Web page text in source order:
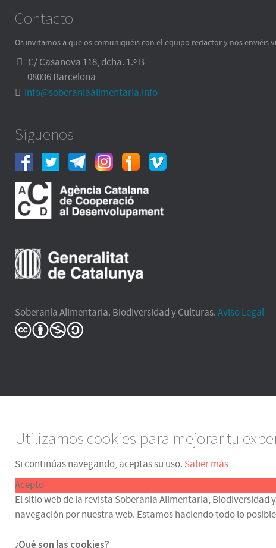
Contacto
Os invitamos a que os comuniquéis con el equipo redactor y nos enviéis
C/ Casanova 118, dcha. 1.º B
08036 Barcelona
info@soberaniaalimentaria.info
Síguenos
Soberanía Alimentaria. Biodiversidad y Culturas.Aviso Legal
Utilizamos cookies para mejorar tu
Si continúas navegando, aceptas su uso. Saber más
Acepto
El sitio web de la revista Soberanía Alimentaria,
navegación por nuestra web. Estamos haciendo todo lo
¿Qué son las cookies?